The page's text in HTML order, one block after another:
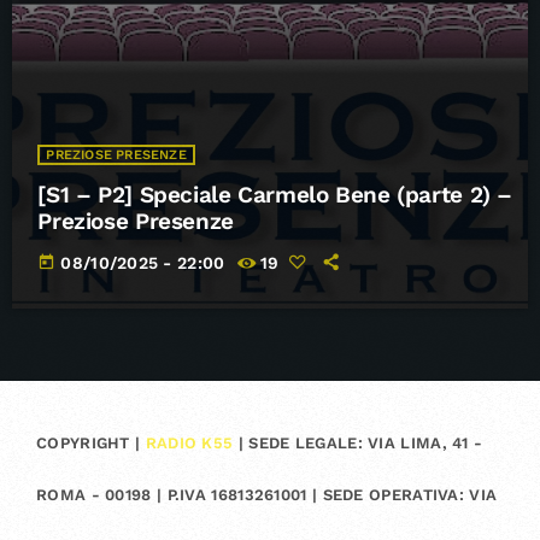
PREZIOSE PRESENZE
[S1 – P2] Speciale Carmelo Bene (parte 2) –
Preziose Presenze
today 08/10/2025 - 22:00 19
COPYRIGHT | RADIO K55 | SEDE LEGALE: VIA LIMA, 41 -
ROMA - 00198 | P.IVA 16813261001 | SEDE OPERATIVA: VIA